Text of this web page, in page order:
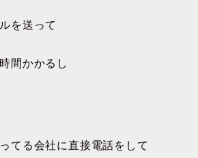
を送って
間かかるし
てる会社に直接電話をして